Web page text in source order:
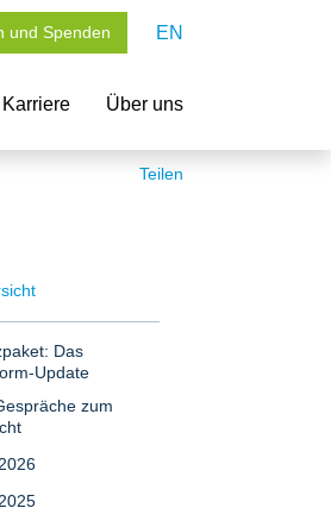
und Spenden EN
Karriere Über uns
Teilen
Das
Update
zum